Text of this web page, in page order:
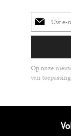
E-
mailadres
Op onze
van